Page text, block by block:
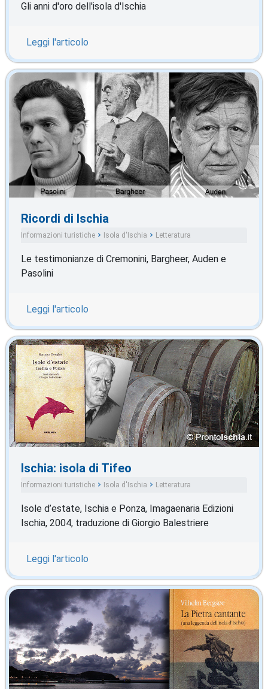
Gli anni d'oro dell'isola d'Ischia
Leggi l'articolo
Ricordi di Ischia
Informazioni turistiche Isola d'Ischia Letteratura
Le testimonianze di Cremonini, Bargheer, Auden e
Pasolini
Leggi l'articolo
Ischia: isola di Tifeo
Informazioni turistiche Isola d'Ischia Letteratura
Isole d’estate, Ischia e Ponza, Imagaenaria Edizioni
Ischia, 2004, traduzione di Giorgio Balestriere
Leggi l'articolo